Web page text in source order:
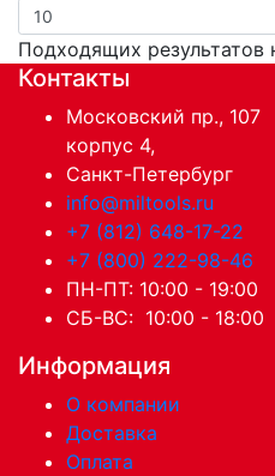
Подходящих результатов
Контакты
Московский пр., 107
корпус 4,
Санкт-Петербург
info@miltools.ru
+7 (812) 648-17-22
+7 (800) 222-98-46
ПН-ПТ: 10:00 - 19:00
СБ-ВС: 10:00 - 18:00
Информация
О компании
Доставка
Оплата